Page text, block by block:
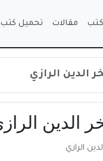
مقالات تحميل كتب PDF
الرازي